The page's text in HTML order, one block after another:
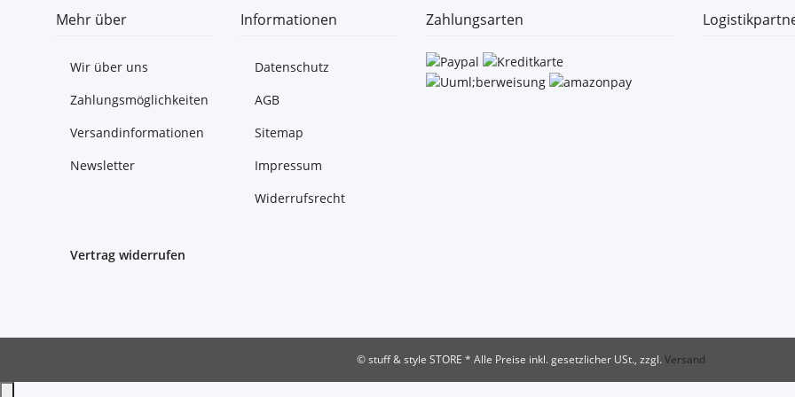
Mehr über
Wir über uns
Zahlungsmöglichkeiten
Versandinformationen
Newsletter
Informationen
Datenschutz
AGB
Sitemap
Impressum
Widerrufsrecht
Zahlungsarten
Vertrag widerrufen
© stuff & style STORE * Alle Preise inkl. gesetzlicher USt., zzgl.Versand